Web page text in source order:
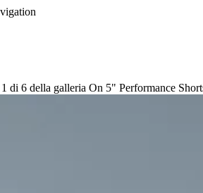
di 6 della galleria On 5" Performance